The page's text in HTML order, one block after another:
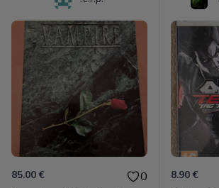
85.00 € 0 8.90 €